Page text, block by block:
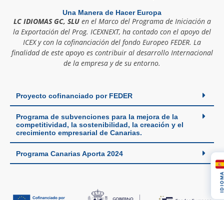
Una Manera de Hacer Europa
LC IDIOMAS GC, SLUen el Marco del Programa de Iniciación a
la Exportación del Prog. ICEXNEXT, ha contado con el apoyo del
ICEX y con la cofinanciación del fondo Europeo FEDER. La
finalidad de este apoyo es contribuir al desarrollo Internacional
de la empresa y de su entorno.
Proyecto cofinanciado por FEDER
Programa de subvenciones para la mejora de la
competitividad, la sostenibilidad, la creación y el
crecimiento empresarial de Canarias.
Programa Canarias Aporta 2024
IDIOMA